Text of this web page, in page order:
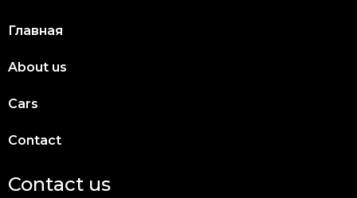
Главная
About us
Cars
Contact
Contact us